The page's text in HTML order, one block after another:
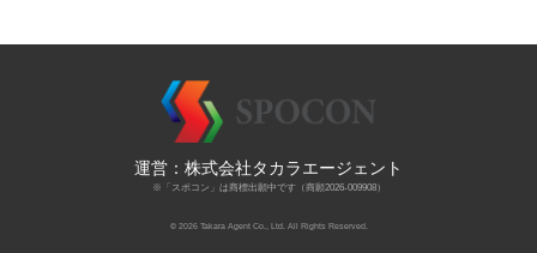
運営：株式会社タカラエージェント
※「スポコン」は商標出願中です（商願2026-009908）
© 2026 Takara Agent Co., Ltd. All Rights Reserved.